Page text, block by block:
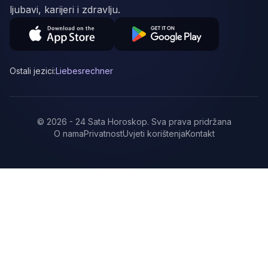
ljubavi, karijeri i zdravlju.
Ostali jezici:Liebesrechner
© 2026 - 24 Sata Horoskop. Sva prava pridržana
O namaPrivatnostUvjeti korištenjaKontakt